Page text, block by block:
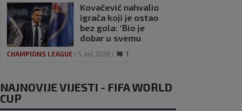
Kovačević nahvalio
igrača koji je ostao
bez gola: ‘Bio je
dobar u svemu
CHAMPIONS LEAGUE 5. kol 2026 1
NAJNOVIJE VIJESTI - FIFA WORLD
CUP